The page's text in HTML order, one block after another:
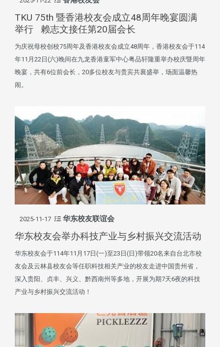
TKU 75th 暨香港校友会成立48周年晚宴圆满
举行 赖志文接任第20届会长
为庆祝母校创校75周年及香港校友会成立48周年，香港校友会于114
年11月22日(六)晚间在九龙香港童军中心粤品轩隆重举办校庆暨周年
晚宴，共有6位前会长，20多位校友与贵宾共襄盛举，场面温馨热
闹。
2025-11-17 华东校友联谊会
华东校友会举办科技产业与乡村振兴交流活动
华东校友会于114年11月17日(一)至23日(日)带领20名来自台北市校
友会及云林县校友会等任职科技相关产业的校友走进中国贵州省，
深入贵阳、贞丰、兴义、黔西南州等多地，开展为期7天6夜的科技
产业与乡村振兴交流活动！